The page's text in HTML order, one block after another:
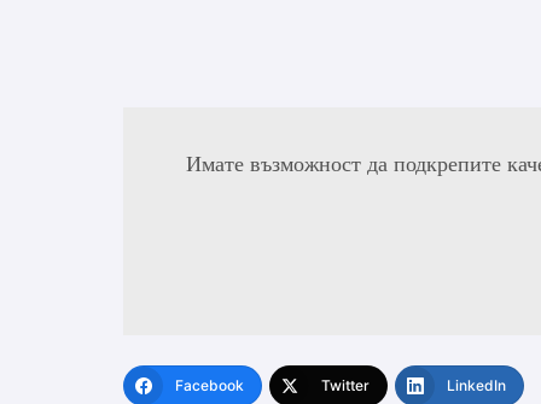
Имате възможност да подкрепите
Facebook Twitter LinkedIn